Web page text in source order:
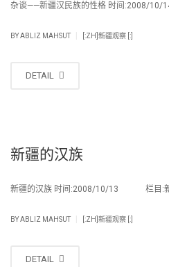
杂谈——新疆汉民族的性格 时间
BYABLIZ MAHSUT [:ZH]新疆观察 [:]
DETAIL
新疆的汉族
新疆的汉族 时间:2008/10/13 栏目
BYABLIZ MAHSUT [:ZH]新疆观察 [:]
DETAIL